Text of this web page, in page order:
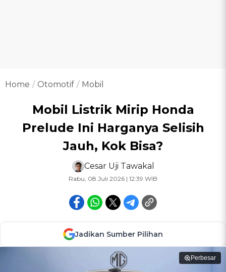
Home Otomotif Mobil
Mobil Listrik Mirip Honda
Prelude Ini Harganya Selisih
Jauh, Kok Bisa?
Cesar Uji Tawakal
Rabu, 08 Juli 2026 | 12:39 WIB
Jadikan Sumber Pilihan
Perbesar